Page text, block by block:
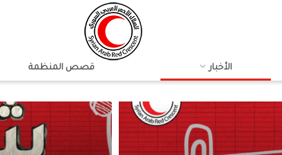
الأخبار قصص المنظمة